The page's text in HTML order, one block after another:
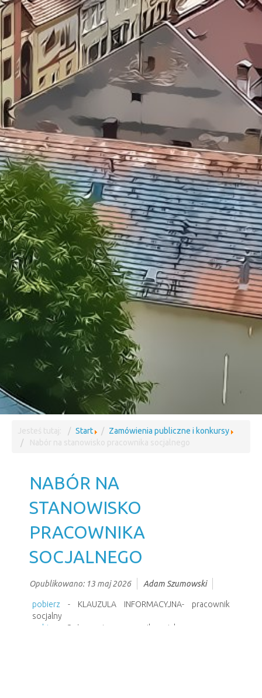
Jesteś tutaj: Start
Zamówienia publiczne i konkursy
Nabór na stanowisko pracownika socjalnego
NABÓR NA
STANOWISKO
PRACOWNIKA
SOCJALNEGO
Opublikowano: 13 maj 2026 Adam Szumowski
pobierz - KLAUZULA INFORMACYJNA- pracownik
socjalny
pobierz
- Ogłoszenie - pracownik socjalny